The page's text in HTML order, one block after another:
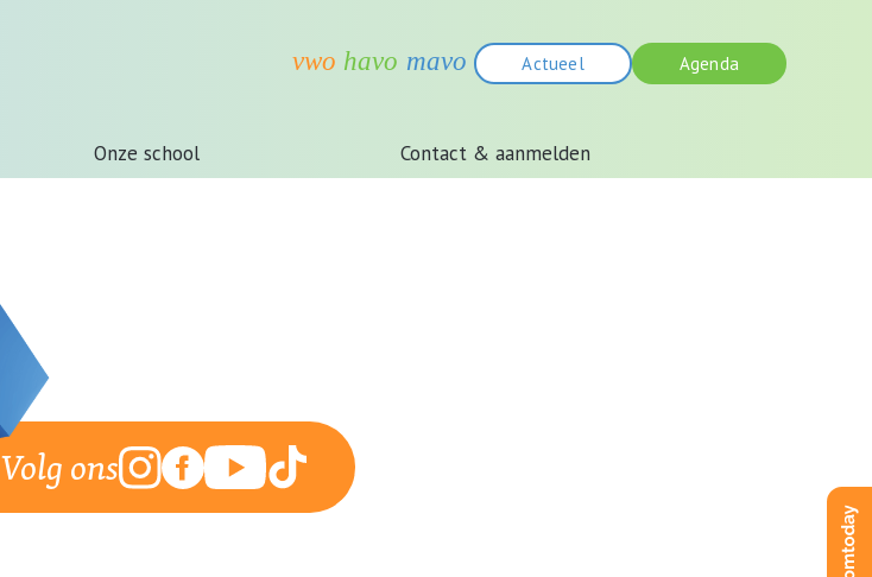
Actueel Agenda
Onze school Contact & aanmelden
Volg ons